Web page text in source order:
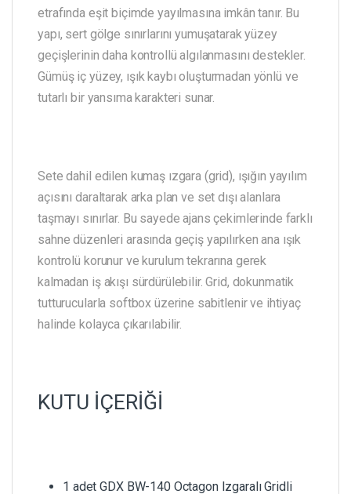
etrafında eşit biçimde yayılmasına imkân tanır. Bu
yapı, sert gölge sınırlarını yumuşatarak yüzey
geçişlerinin daha kontrollü algılanmasını destekler.
Gümüş iç yüzey, ışık kaybı oluşturmadan yönlü ve
tutarlı bir yansıma karakteri sunar.
Sete dahil edilen kumaş ızgara (grid), ışığın yayılım
açısını daraltarak arka plan ve set dışı alanlara
taşmayı sınırlar. Bu sayede ajans çekimlerinde farklı
sahne düzenleri arasında geçiş yapılırken ana ışık
kontrolü korunur ve kurulum tekrarına gerek
kalmadan iş akışı sürdürülebilir. Grid, dokunmatik
tutturucularla softbox üzerine sabitlenir ve ihtiyaç
halinde kolayca çıkarılabilir.
KUTU İÇERİĞİ
1 adet GDX BW-140 Octagon Izgaralı Gridli